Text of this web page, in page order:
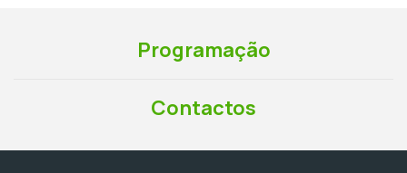
Programação
Contactos